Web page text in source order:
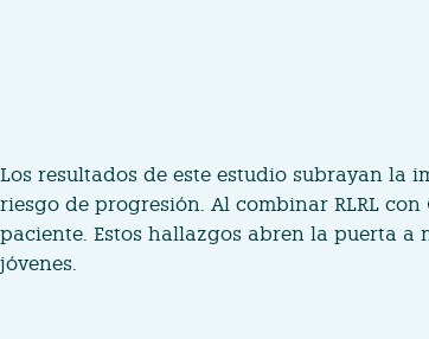
Los resultados de este estudio subrayan la
riesgo de progresión. Al combinar RLRL
paciente. Estos hallazgos abren la puerta
jóvenes.